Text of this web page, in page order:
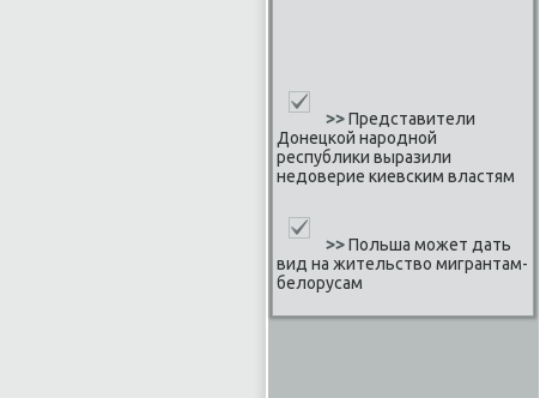
>>Представители
Донецкой народной
республики выразили
недоверие киевским властям
>>Польша может дать
вид на жительство мигрантам-
белорусам